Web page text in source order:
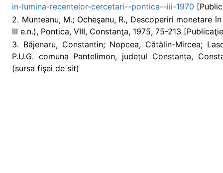
in-lumina-recentelor-cercetari--pontica--iii-1970
2. Munteanu, M.; Ocheşanu, R., Descoperiri monetare
III e.n.), Pontica, VIII, Constanţa, 1975, 75-213
3. Băjenaru, Constantin; Nopcea, Cătălin-Mircea;
P.U.G. comuna Pantelimon, județul Constanța,
(sursa fişei de sit)